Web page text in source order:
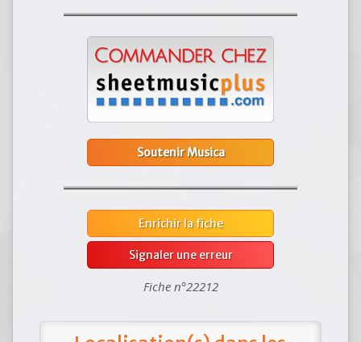
Soutenir Musica
Enrichir la fiche
Signaler une erreur
Fiche n°22212